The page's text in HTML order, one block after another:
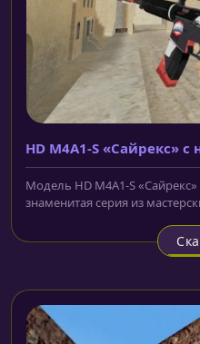
HD M4A1-S «Сайрекс»
Модель HD M4A1-S «Сайрекс»
знаменитая серия из